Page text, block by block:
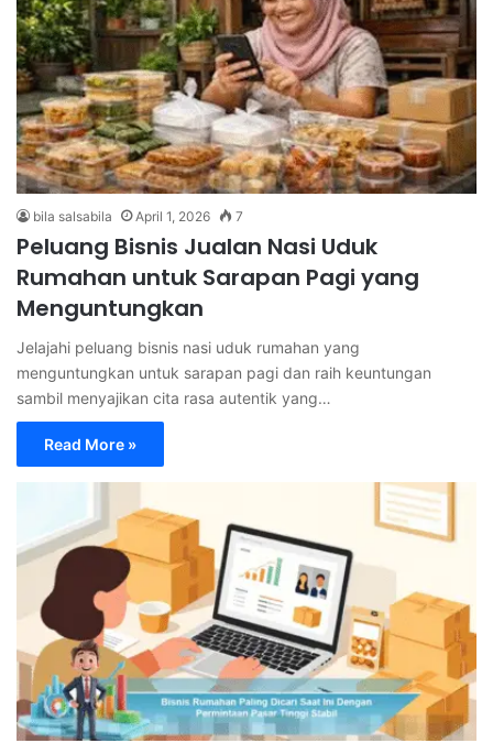
bila salsabila April 1, 2026 7
Peluang Bisnis Jualan Nasi Uduk
Rumahan untuk Sarapan Pagi yang
Menguntungkan
Jelajahi peluang bisnis nasi uduk rumahan yang
menguntungkan untuk sarapan pagi dan raih keuntungan
sambil menyajikan cita rasa autentik yang…
Read More »